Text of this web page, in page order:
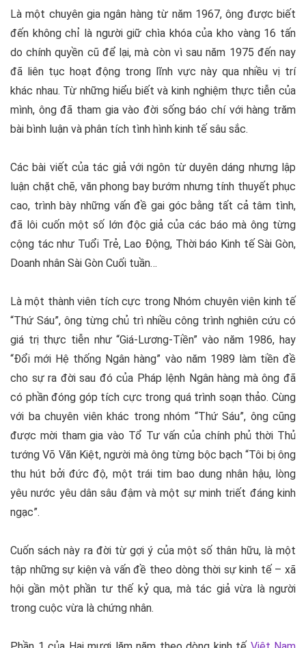
Là một chuyên gia ngân hàng từ năm 1967, ông được biết
đến không chỉ là người giữ chìa khóa của kho vàng 16 tấn
do chính quyền cũ để lại, mà còn vì sau năm 1975 đến nay
đã liên tục hoạt động trong lĩnh vực này qua nhiều vị trí
khác nhau. Từ những hiểu biết và kinh nghiệm thực tiễn của
mình, ông đã tham gia vào đời sống báo chí với hàng trăm
bài bình luận và phân tích tình hình kinh tế sâu sắc.
Các bài viết của tác giả với ngôn từ duyên dáng nhưng lập
luận chặt chẽ, văn phong bay bướm nhưng tính thuyết phục
cao, trình bày những vấn đề gai góc bằng tất cả tâm tình,
đã lôi cuốn một số lớn độc giả của các báo mà ông từng
cộng tác như Tuổi Trẻ, Lao Động, Thời báo Kinh tế Sài Gòn,
Doanh nhân Sài Gòn Cuối tuần…
Là một thành viên tích cực trong Nhóm chuyên viên kinh tế
“Thứ Sáu”, ông từng chủ trì nhiều công trình nghiên cứu có
giá trị thực tiễn như “Giá-Lương-Tiền” vào năm 1986, hay
“Đổi mới Hệ thống Ngân hàng” vào năm 1989 làm tiền đề
cho sự ra đời sau đó của Pháp lệnh Ngân hàng mà ông đã
có phần đóng góp tích cực trong quá trình soạn thảo. Cùng
với ba chuyên viên khác trong nhóm “Thứ Sáu”, ông cũng
được mời tham gia vào Tổ Tư vấn của chính phủ thời Thủ
tướng Võ Văn Kiệt, người mà ông từng bộc bạch “Tôi bị ông
thu hút bởi đức độ, một trái tim bao dung nhân hậu, lòng
yêu nước yêu dân sâu đậm và một sự minh triết đáng kinh
ngạc”.
Cuốn sách này ra đời từ gợi ý của một số thân hữu, là một
tập những sự kiện và vấn đề theo dòng thời sự kinh tế – xã
hội gần một phần tư thế kỷ qua, mà tác giả vừa là người
trong cuộc vừa là chứng nhân.